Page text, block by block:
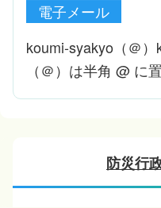
電子メール
koumi-syakyo（＠）
（＠）は半角 @ に
防災行